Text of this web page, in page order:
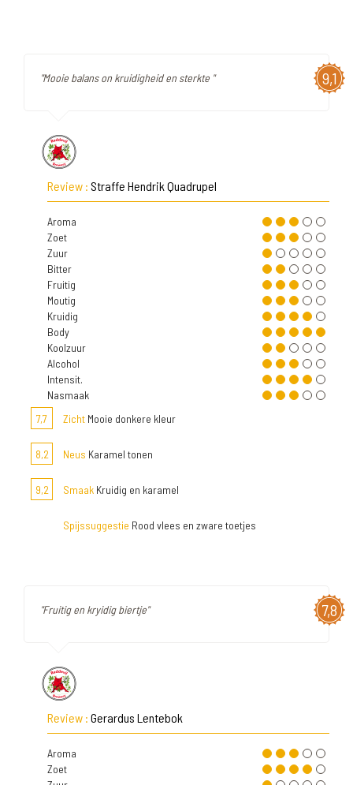
9,1
"Mooie balans on kruidigheid en sterkte "
Review : Straffe Hendrik Quadrupel
Aroma
Zoet
Zuur
Bitter
Fruitig
Moutig
Kruidig
Body
Koolzuur
Alcohol
Intensit.
Nasmaak
7,7
Zicht Mooie donkere kleur
8,2 Neus Karamel tonen
9,2 Smaak Kruidig en karamel
Spijssuggestie Rood vlees en zware toetjes
7,8
"Fruitig en kryidig biertje"
Review : Gerardus Lentebok
Aroma
Zoet